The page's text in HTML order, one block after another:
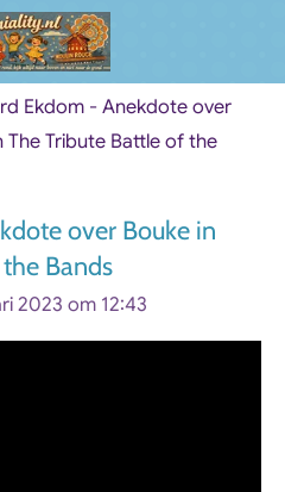
Ekdom - Anekdote over
The Tribute Battle of the
over Bouke in
Bands
2023 om 12:43